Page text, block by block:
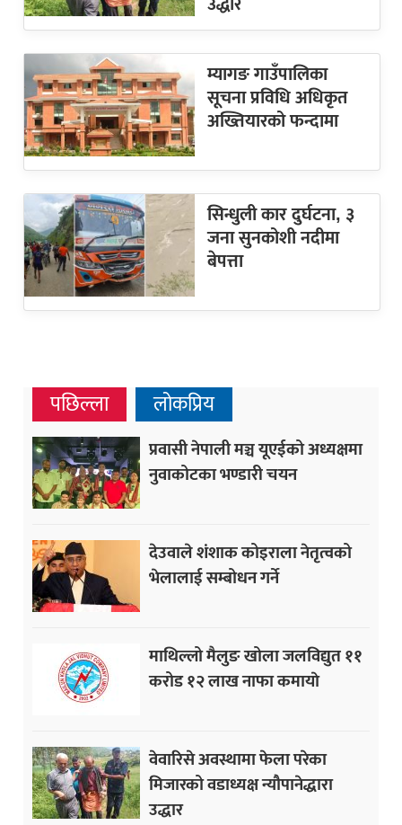
म्यागङ गाउँपालिका
सूचना प्रविधि अधिकृत
अख्तियारको फन्दामा
सिन्धुली कार दुर्घटना, ३
जना सुनकोशी नदीमा
बेपत्ता
पछिल्ला लोकप्रिय
प्रवासी नेपाली मञ्च यूएईको अध्यक्षमा
नुवाकोटका भण्डारी चयन
देउवाले शंशाक कोइराला नेतृत्वको
भेलालाई सम्बोधन गर्ने
माथिल्लो मैलुङ खोला जलविद्युत ११
करोड १२ लाख नाफा कमायाे
वेवारिसे अवस्थामा फेला परेका
मिजारको वडाध्यक्ष न्यौपानेद्धारा
उद्धार